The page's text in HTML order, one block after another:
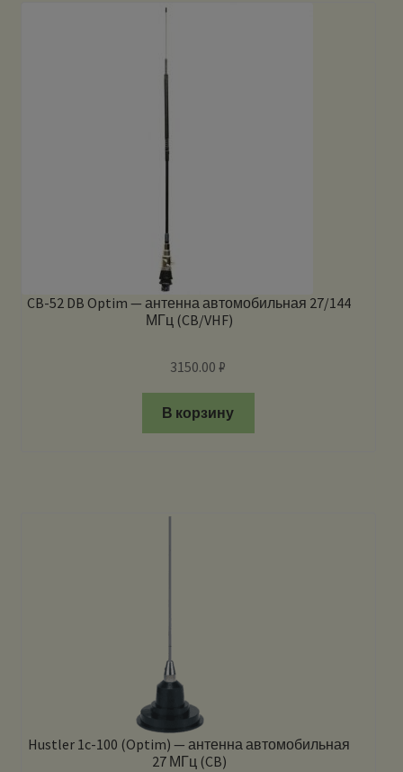
CB-52 DB Optim — антенна автомобильная 27/144
МГц (CB/VHF)
3150.00₽
В корзину
Hustler 1c-100 (Optim) — антенна автомобильная
27 МГц (CB)